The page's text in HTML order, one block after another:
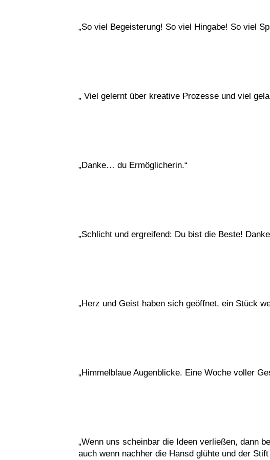
„So viel Begeisterung! So viel Hingabe! So viel
„ Viel gelernt über kreative Prozesse und viel
„Danke… du Ermöglicherin.“
„Schlicht und ergreifend: Du bist die Beste!
„Herz und Geist haben sich geöffnet, ein Stück
„Himmelblaue Augenblicke. Eine Woche voller
„Wenn uns scheinbar die Ideen verließen, dann
auch wenn nachher die Hansd glühte und der